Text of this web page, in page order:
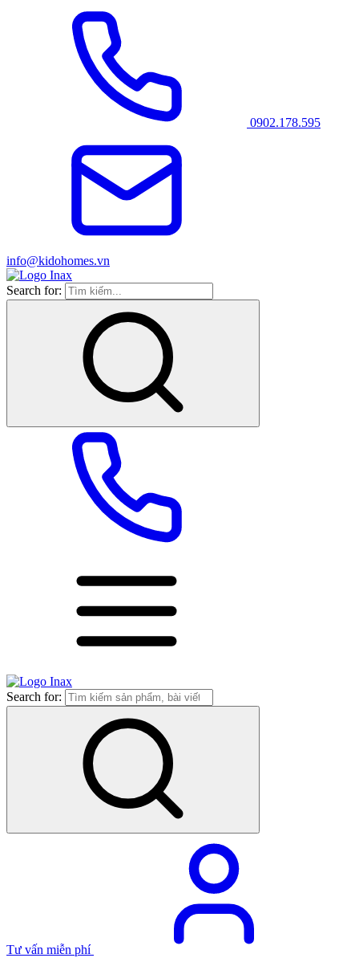
0902.178.595
info@kidohomes.vn
Search for:
Search for:
Tư vấn miễn phí